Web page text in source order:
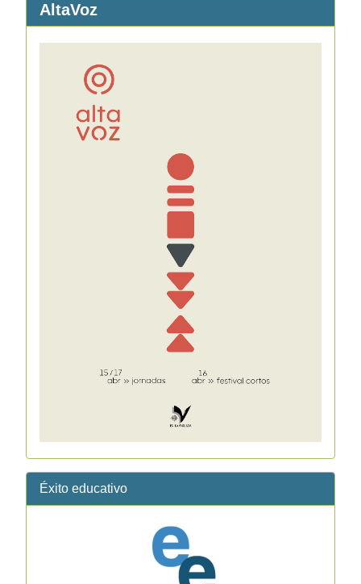
AltaVoz
Éxito educativo